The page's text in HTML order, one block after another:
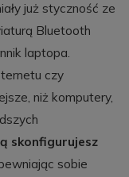
już styczność ze
Bluetooth
laptopa.
czy
niż komputery,
skonfigurujesz
sobie